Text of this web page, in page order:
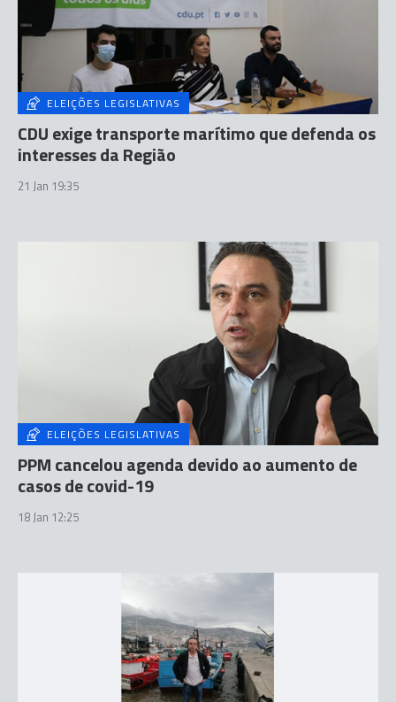
ELEIÇÕES LEGISLATIVAS
CDU exige transporte marítimo que defenda os
interesses da Região
21 Jan 19:35
ELEIÇÕES LEGISLATIVAS
PPM cancelou agenda devido ao aumento de
casos de covid-19
18 Jan 12:25